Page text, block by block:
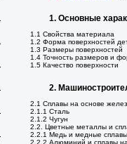
1. Основные
1.1 Свойства материала
1.2 Форма поверхностей
1.3 Размеры поверхностей
1.4 Точность размеров и
1.5 Качество поверхности
2.
2.1 Сплавы на основе
2.1.1 Сталь
2.1.2 Чугун
2.2. Цветные металлы и
2.2.1 Медь и медные сплавы
2.2.2 Алюминий и сплавы